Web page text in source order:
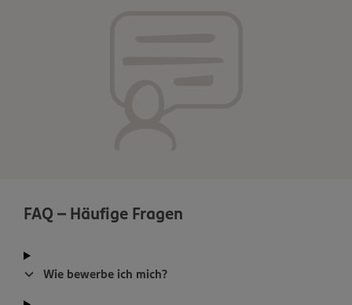
FAQ - Häufige Fragen
Wie bewerbe ich mich?